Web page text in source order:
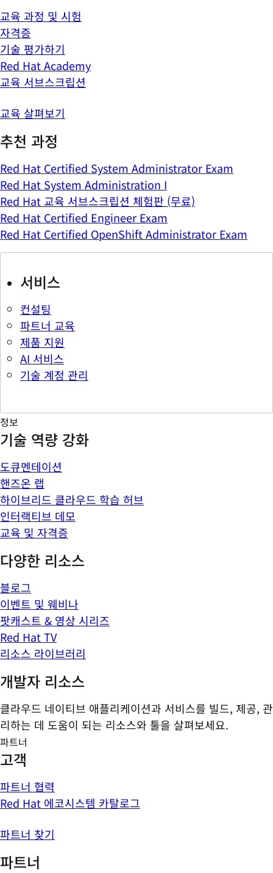
교육 과정 및 시험
자격증
기술 평가하기
Red Hat Academy
교육 서브스크립션
교육 살펴보기
추천 과정
Red Hat Certified System Administrator Exam
Red Hat System Administration I
Red Hat 교육 서브스크립션 체험판 (무료)
Red Hat Certified Engineer Exam
Red Hat Certified OpenShift Administrator Exam
서비스
컨설팅
파트너 교육
제품 지원
AI 서비스
기술 계정 관리
정보
기술 역량 강화
도큐멘테이션
핸즈온 랩
하이브리드 클라우드 학습 허브
인터랙티브 데모
교육 및 자격증
다양한 리소스
블로그
이벤트 및 웨비나
팟캐스트 & 영상 시리즈
Red Hat TV
리소스 라이브러리
개발자 리소스
클라우드 네이티브 애플리케이션과 서비스를 빌드, 제공, 관
리하는 데 도움이 되는 리소스와 툴을 살펴보세요.
파트너
고객
파트너 협력
Red Hat 에코시스템 카탈로그
파트너 찾기
파트너